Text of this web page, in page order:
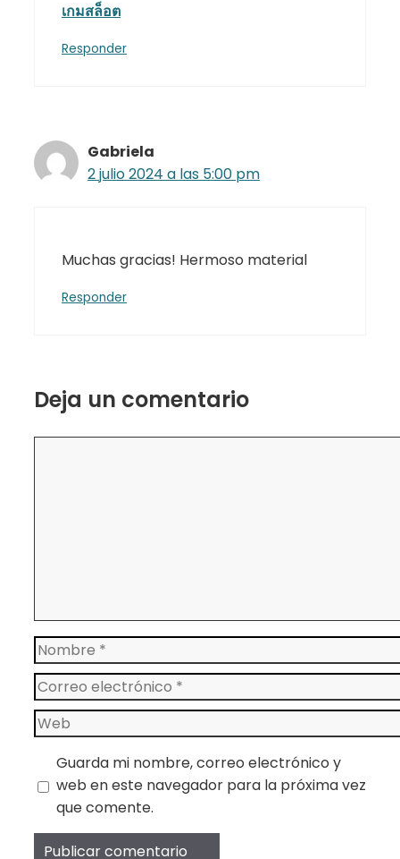
เกมสล็อต
Responder
Gabriela
2 julio 2024 a las 5:00 pm
Muchas gracias! Hermoso material
Responder
Deja un comentario
Nombre
Correo
electrónico
Web
Guarda mi nombre, correo electrónico y
web en este navegador para la próxima vez
que comente.